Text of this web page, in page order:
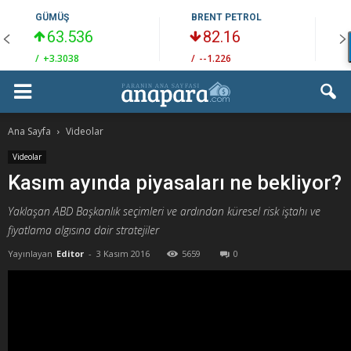
GÜMÜŞ
63.536
/ +3.3038
BRENT PETROL
82.16
/ --1.226 /
Ana Sayfa Videolar
Videolar
Kasım ayında piyasaları ne bekliyor?
Yaklaşan ABD Başkanlık seçimleri ve ardından küresel risk iştahı ve
fiyatlama algısına dair stratejiler
Yayınlayan Editor - 3 Kasım 2016 5659 0